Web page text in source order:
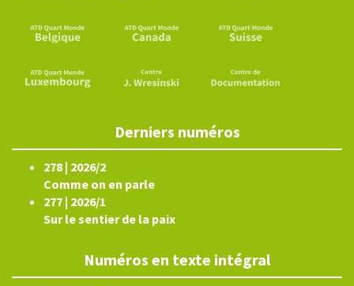
Derniers numéros
278 | 2026/2
Comme on en parle
277 | 2026/1
Sur le sentier de la paix
Numéros en texte intégral